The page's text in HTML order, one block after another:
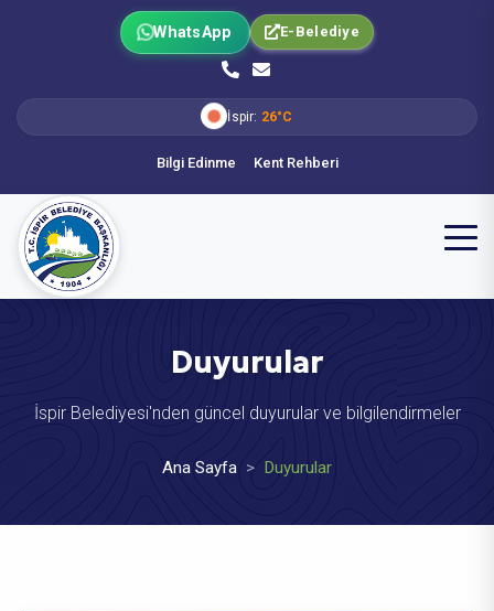
İspir: 26°C
Bilgi Edinme Kent Rehberi
E-Belediye
WhatsApp
Duyurular
İspir Belediyesi'nden güncel duyurular ve bilgilendirmeler
Ana Sayfa Duyurular